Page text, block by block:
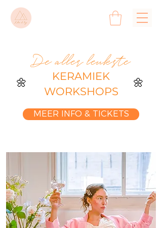
🌼
De aller leukste
KERAMIEK
WORKSHOPS
🌼
MEER INFO & TICKETS